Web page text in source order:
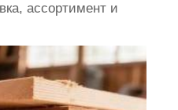
ассортимент и